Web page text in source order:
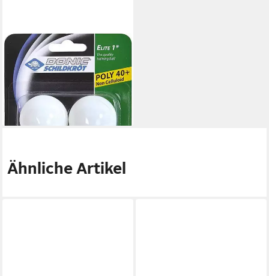
DONIC
Tischtennisball Elite 1* 6
Stück weiß, Tischtennis Bälle
Tischtennisball Ball Balls
14,90 €
lieferbar - in 2-3 Werktagen bei dir
Ähnliche Artikel